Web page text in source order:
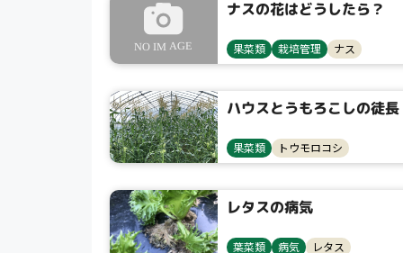
ナスの花はどうしたら？
果菜類 栽培管理 ナス
ハウスとうもろこしの徒長
果菜類 トウモロコシ
レタスの病気
葉菜類 病気 レタス